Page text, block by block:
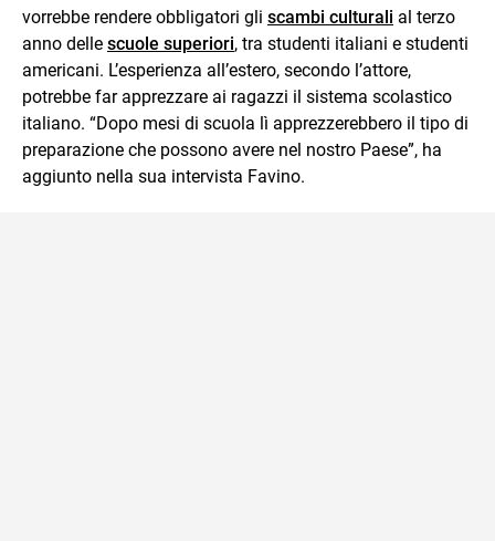
vorrebbe rendere obbligatori gli scambi culturali al terzo
anno delle scuole superiori, tra studenti italiani e studenti
americani. L’esperienza all’estero, secondo l’attore,
potrebbe far apprezzare ai ragazzi il sistema scolastico
italiano. “Dopo mesi di scuola lì apprezzerebbero il tipo di
preparazione che possono avere nel nostro Paese”, ha
aggiunto nella sua intervista Favino.